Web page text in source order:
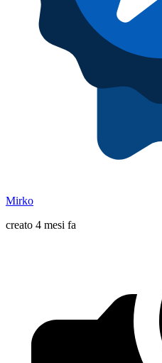
Mirko
creato 4 mesi fa